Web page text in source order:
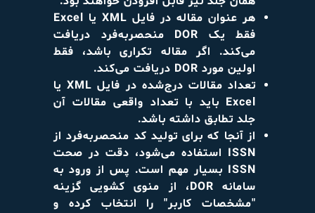
هر عنوان مقاله در فایل XML یا Excel
فقط یک DOR منحصربه‌فرد دریافت
می‌کند. اگر مقاله تکراری باشد، فقط
اولین مورد DOR دریافت می‌کند.
تعداد مقالات درج‌شده در فایل XML یا
Excel باید با تعداد واقعی مقالات آن
جلد تطابق داشته باشد.
از آنجا که برای تولید کد منحصربه‌فرد از
ISSN استفاده می‌شود، دقت در صحت
ISSN بسیار مهم است. پس از ورود به
سامانه DOR، از منوی کشویی گزینه
"مشخصات کاربر" را انتخاب کرده و